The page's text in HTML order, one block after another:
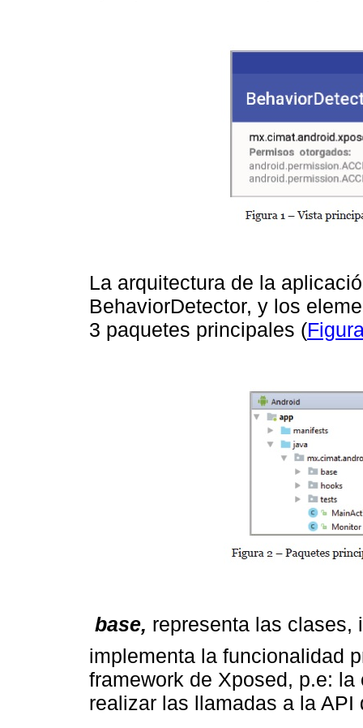
La arquitectura de la
BehaviorDetector, y los
3 paquetes principales (
base, representa las clases,
implementa la funcionalidad
framework de Xposed, p.e:
realizar las llamadas a la API